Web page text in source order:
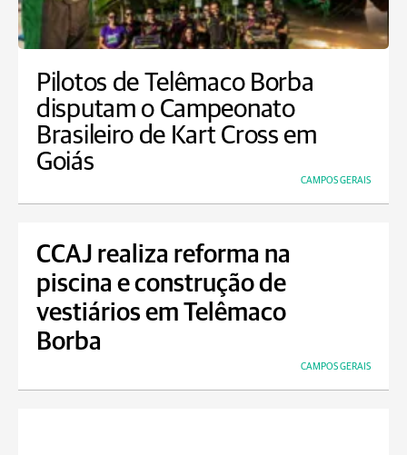
Pilotos de Telêmaco Borba
disputam o Campeonato
Brasileiro de Kart Cross em
Goiás
CAMPOS GERAIS
CCAJ realiza reforma na
piscina e construção de
vestiários em Telêmaco
Borba
CAMPOS GERAIS